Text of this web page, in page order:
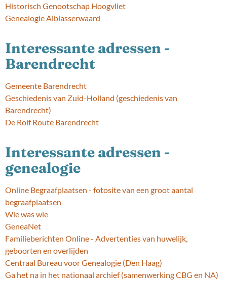
Historisch Genootschap Hoogvliet
Genealogie Alblasserwaard
Interessante adressen -
Barendrecht
Gemeente Barendrecht
Geschiedenis van Zuid-Holland (geschiedenis van
Barendrecht)
De Rolf Route Barendrecht
Interessante adressen -
genealogie
Online Begraafplaatsen - fotosite van een groot aantal
begraafplaatsen
Wie was wie
GeneaNet
Familieberichten Online - Advertenties van huwelijk,
geboorten en overlijden
Centraal Bureau voor Genealogie (Den Haag)
Ga het na in het nationaal archief (samenwerking CBG en NA)